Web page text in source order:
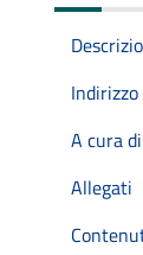
Indirizzo
A cura di
Allegati